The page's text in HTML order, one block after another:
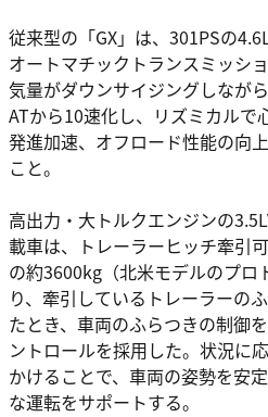
従来型の「GX」は、301PSの
オートマチックトランスミッシ
気量がダウンサイジングしなが
ATから10速化し、リズミカルで
発進加速、オフロード性能の向
こと。
高出力・大トルクエンジンの
載車は、トレーラーヒッチ牽引
の約3600kg（北米モデルのプロ
り、牽引しているトレーラーの
たとき、車両のふらつきの制御
ントロールを採用した。状況に
かけることで、車両の姿勢を安
な運転をサポートする。